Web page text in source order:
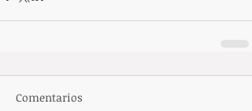
Comentarios